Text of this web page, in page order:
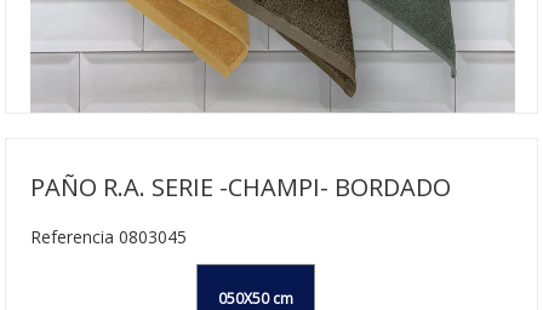
PAÑO R.A. SERIE -CHAMPI- BORDADO
Referencia 0803045
050X50 cm